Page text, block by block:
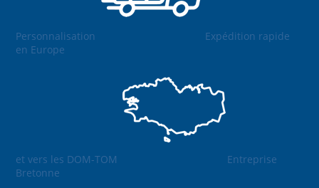
Personnalisation
Expédition rapide
en Europe
et vers les DOM-TOM
Entreprise
Bretonne